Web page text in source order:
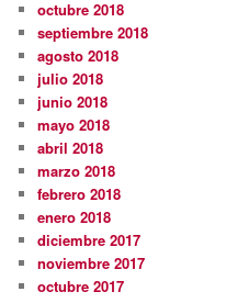
octubre 2018
septiembre 2018
agosto 2018
julio 2018
junio 2018
mayo 2018
abril 2018
marzo 2018
febrero 2018
enero 2018
diciembre 2017
noviembre 2017
octubre 2017